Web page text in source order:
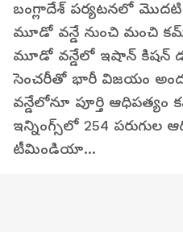
బంగ్లాదేశ్ పర్యటనలో మొదటి
మూడో వన్డే నుంచి మంచి
మూడో వన్డేలో ఇషాన్ కిషన్
సెంచరీతో భారీ విజయం
వన్డేలోనూ పూర్తి ఆధిపత్యం
ఇన్నింగ్స్‌లో 254 పరుగుల
టీమిండియా...